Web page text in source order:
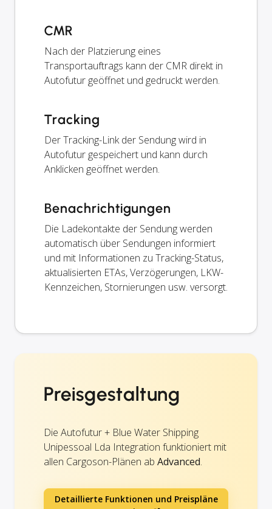
CMR
Nach der Platzierung eines
Transportauftrags kann der CMR direkt in
Autofutur geöffnet und gedruckt werden.
Tracking
Der Tracking-Link der Sendung wird in
Autofutur gespeichert und kann durch
Anklicken geöffnet werden.
Benachrichtigungen
Die Ladekontakte der Sendung werden
automatisch über Sendungen informiert
und mit Informationen zu Tracking-Status,
aktualisierten ETAs, Verzögerungen, LKW-
Kennzeichen, Stornierungen usw. versorgt.
Preisgestaltung
Die Autofutur + Blue Water Shipping
Unipessoal Lda Integration funktioniert mit
allen Cargoson-Plänen ab Advanced.
Detaillierte Funktionen und Preispläne